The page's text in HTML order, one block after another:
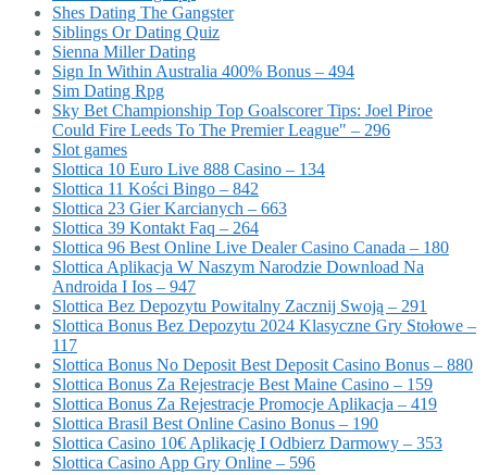
Shes Dating The Gangster
Siblings Or Dating Quiz
Sienna Miller Dating
Sign In Within Australia 400% Bonus – 494
Sim Dating Rpg
Sky Bet Championship Top Goalscorer Tips: Joel Piroe
Could Fire Leeds To The Premier League" – 296
Slot games
Slottica 10 Euro Live 888 Casino – 134
Slottica 11 Kości Bingo – 842
Slottica 23 Gier Karcianych – 663
Slottica 39 Kontakt Faq – 264
Slottica 96 Best Online Live Dealer Casino Canada – 180
Slottica Aplikacja W Naszym Narodzie Download Na
Androida I Ios – 947
Slottica Bez Depozytu Powitalny Zacznij Swoją – 291
Slottica Bonus Bez Depozytu 2024 Klasyczne Gry Stołowe –
117
Slottica Bonus No Deposit Best Deposit Casino Bonus – 880
Slottica Bonus Za Rejestracje Best Maine Casino – 159
Slottica Bonus Za Rejestracje Promocje Aplikacja – 419
Slottica Brasil Best Online Casino Bonus – 190
Slottica Casino 10€ Aplikację I Odbierz Darmowy – 353
Slottica Casino App Gry Online – 596